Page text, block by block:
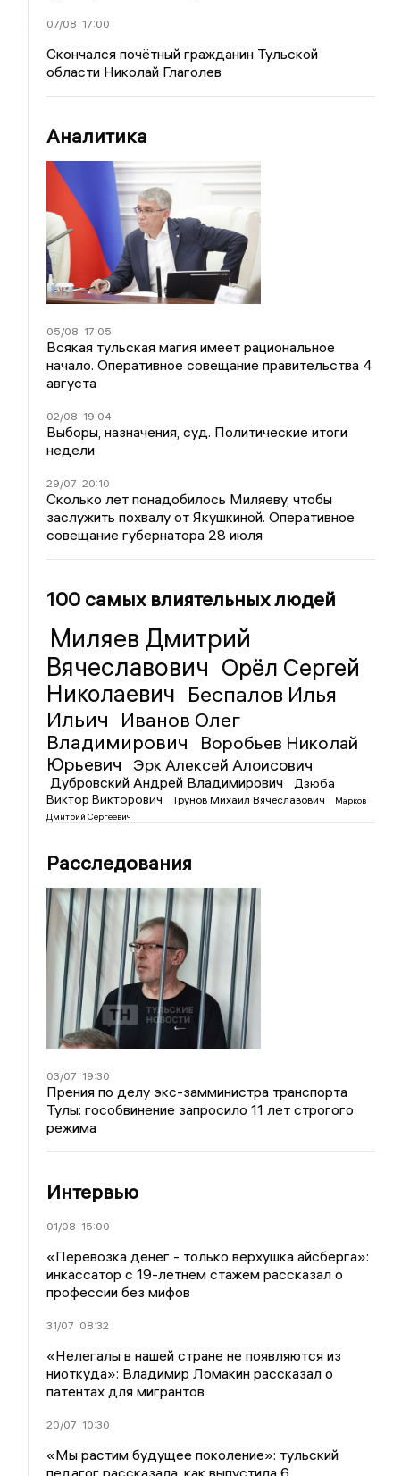
07/08 17:00
Скончался почётный гражданин Тульской
области Николай Глаголев
Аналитика
05/08 17:05
Всякая тульская магия имеет рациональное
начало. Оперативное совещание правительства 4
августа
02/08 19:04
Выборы, назначения, суд. Политические итоги
недели
29/07 20:10
Сколько лет понадобилось Миляеву, чтобы
заслужить похвалу от Якушкиной. Оперативное
совещание губернатора 28 июля
100 самых влиятельных людей
Миляев Дмитрий
Вячеславович Орёл Сергей
Николаевич Беспалов Илья
Ильич
Иванов Олег
Владимирович
Воробьев Николай
Юрьевич
Эрк Алексей Алоисович
Дубровский Андрей Владимирович
Дзюба
Виктор Викторович
Трунов Михаил Вячеславович
Марков
Дмитрий Сергеевич
Расследования
03/07 19:30
Прения по делу экс-замминистра транспорта
Тулы: гособвинение запросило 11 лет строгого
режима
Интервью
01/08 15:00
«Перевозка денег - только верхушка айсберга»:
инкассатор с 19-летнем стажем рассказал о
профессии без мифов
31/07 08:32
«Нелегалы в нашей стране не появляются из
ниоткуда»: Владимир Ломакин рассказал о
патентах для мигрантов
20/07 10:30
«Мы растим будущее поколение»: тульский
педагог рассказала, как выпустила 6